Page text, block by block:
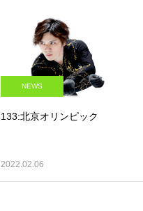
NEWS
133:北京オリンピック
2022.02.06